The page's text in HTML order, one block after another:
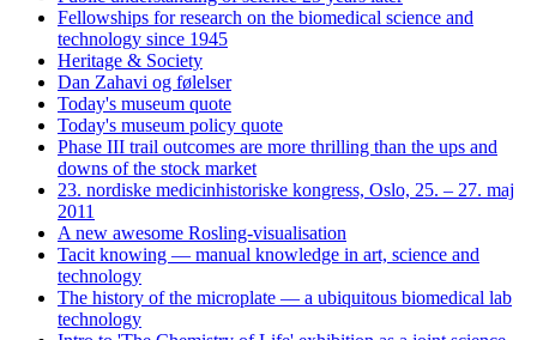
Fellowships for research on the biomedical science and
technology since 1945
Heritage & Society
Dan Zahavi og følelser
Today's museum quote
Today's museum policy quote
Phase III trail outcomes are more thrilling than the ups and
downs of the stock market
23. nordiske medicinhistoriske kongress, Oslo, 25. – 27. maj
2011
A new awesome Rosling-visualisation
Tacit knowing — manual knowledge in art, science and
technology
The history of the microplate — a ubiquitous biomedical lab
technology